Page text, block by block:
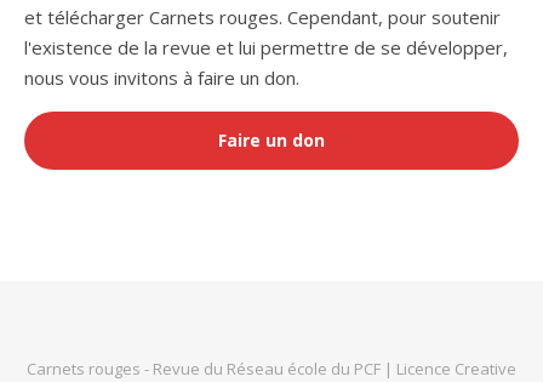
et télécharger Carnets rouges. Cependant, pour soutenir
l'existence de la revue et lui permettre de se développer,
nous vous invitons à faire un don.
Faire un don
Carnets rouges - Revue du Réseau école du PCF | Licence Creative